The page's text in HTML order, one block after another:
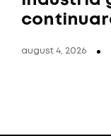
august 4, 2026